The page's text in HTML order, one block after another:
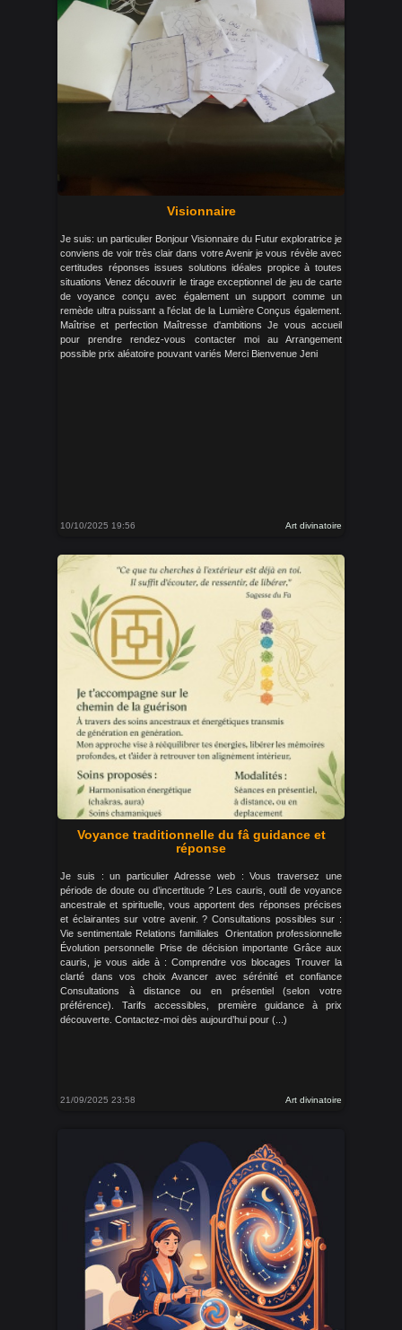
Visionnaire
Je suis: un particulier Bonjour Visionnaire du Futur exploratrice je
conviens de voir très clair dans votre Avenir je vous révèle avec
certitudes réponses issues solutions idéales propice à toutes
situations Venez découvrir le tirage exceptionnel de jeu de carte
de voyance conçu avec également un support comme un
remède ultra puissant a l'éclat de la Lumière Conçus également.
Maîtrise et perfection Maîtresse d'ambitions Je vous accueil
pour prendre rendez-vous contacter moi au Arrangement
possible prix aléatoire pouvant variés Merci Bienvenue Jeni
10/10/2025 19:56 Art divinatoire
Voyance traditionnelle du fâ guidance et
réponse
Je suis : un particulier Adresse web : Vous traversez une
période de doute ou d’incertitude ? Les cauris, outil de voyance
ancestrale et spirituelle, vous apportent des réponses précises
et éclairantes sur votre avenir. ? Consultations possibles sur :
Vie sentimentale Relations familiales ‍‍‍ Orientation professionnelle
Évolution personnelle Prise de décision importante Grâce aux
cauris, je vous aide à : Comprendre vos blocages Trouver la
clarté dans vos choix Avancer avec sérénité et confiance
Consultations à distance ou en présentiel (selon votre
préférence). Tarifs accessibles, première guidance à prix
découverte. Contactez-moi dès aujourd’hui pour (...)
21/09/2025 23:58 Art divinatoire